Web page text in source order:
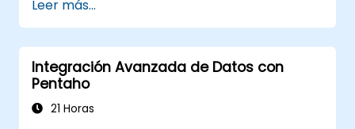
Leer más...
Integración Avanzada de Datos con
Pentaho
21 Horas